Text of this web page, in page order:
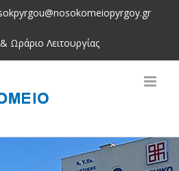
Ωράριο Λειτουργίας